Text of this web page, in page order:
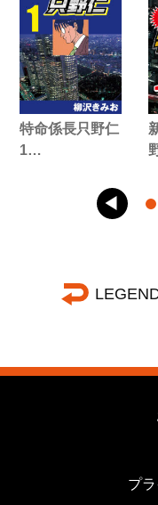
特命係長只野仁
1…
プ